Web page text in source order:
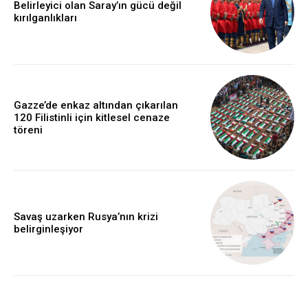
Belirleyici olan Saray’ın gücü değil
kırılganlıkları
Gazze’de enkaz altından çıkarılan
120 Filistinli için kitlesel cenaze
töreni
Savaş uzarken Rusya’nın krizi
belirginleşiyor